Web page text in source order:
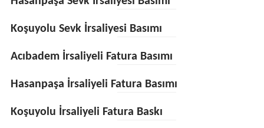
Koşuyolu Sevk İrsaliyesi Basımı
Acıbadem İrsaliyeli Fatura Basımı
Hasanpaşa İrsaliyeli Fatura Basımı
Koşuyolu İrsaliyeli Fatura Baskı